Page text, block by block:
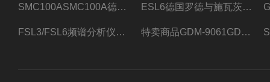
SMC100ASMC100A德国罗德与施瓦茨射频信号源 ESL6德国罗德与施瓦茨预认证EMI接收机
FSL3/FSL6频谱分析仪FSL3/FSL6罗德与施瓦茨 特卖商品GDM-9061GDM-9061台式万用表